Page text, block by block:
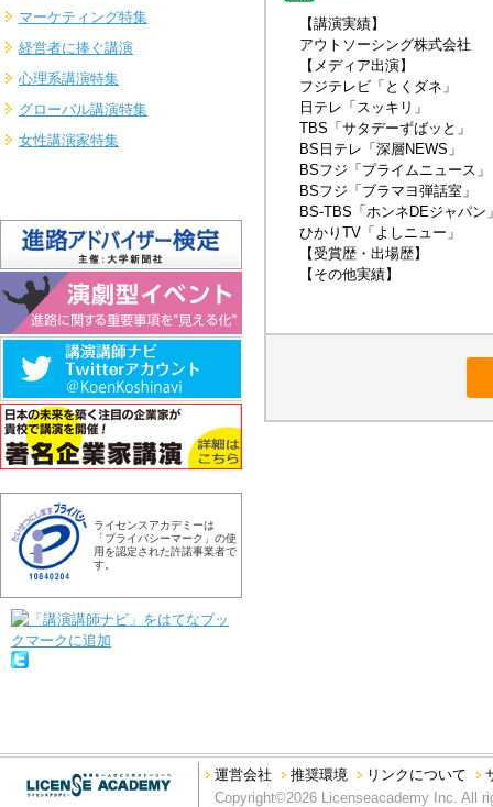
マーケティング特集
経営者に捧ぐ講演
心理系講演特集
グローバル講演特集
女性講演家特集
ライセンスアカデミーは
「プライバシーマーク」の使
用を認定された許諾事業者で
す。
【講演実績】
アウトソーシング株式会社
【メディア出演】
フジテレビ「とくダネ」
日テレ「スッキリ」
TBS「サタデーずばッと」
BS日テレ「深層NEWS」
BSフジ「プライムニュース」
BSフジ「ブラマヨ弾話室」
BS-TBS「ホンネDEジャパン
ひかりTV「よしニュー」
【受賞歴・出場歴】
【その他実績】
運営会社 推奨環境 リンクについて
Copyright©2026 Licenseacademy Inc. All